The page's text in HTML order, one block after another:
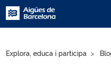
Explora, educa i participa